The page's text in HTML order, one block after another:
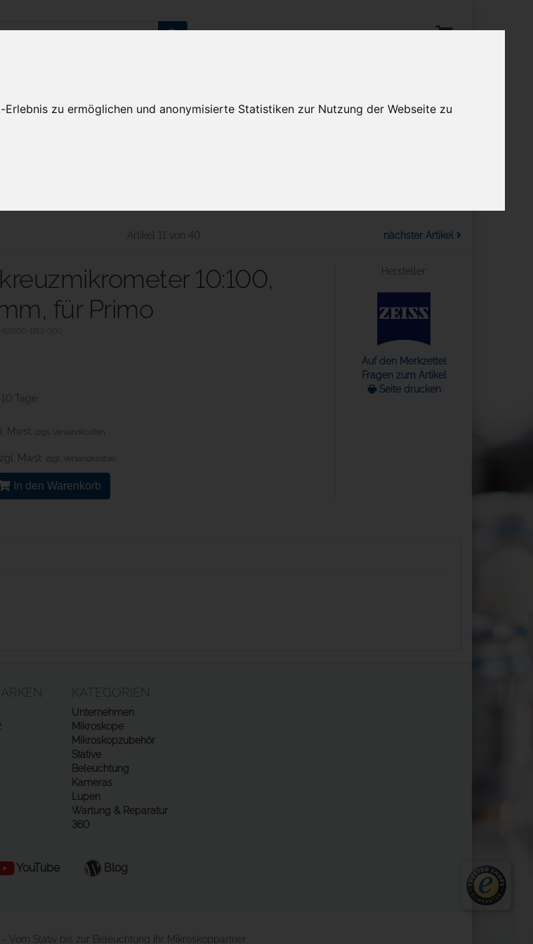
zu ermöglichen und anonymisierte Statistiken zur Nutzung der Webseite zu
Anmelden
Sie haben Fragen?
Artikel 11 von 40 nächster Artikel
10:100,
für Primo
10 Tage
Mwst. zzgl. Versandkosten
Mwst. zzgl. Versandkosten
In den Warenkorb
Hersteller:
Auf den Merkzettel
Fragen zum Artikel
🖶 Seite drucken
KATEGORIEN
Unternehmen
Mikroskope
Mikroskopzubehör
Stative
Beleuchtung
Kameras
Lupen
Wartung & Reparatur
360
YouTube Blog
Vom Stativ bis zur Beleuchtung Ihr Mikroskoppartner